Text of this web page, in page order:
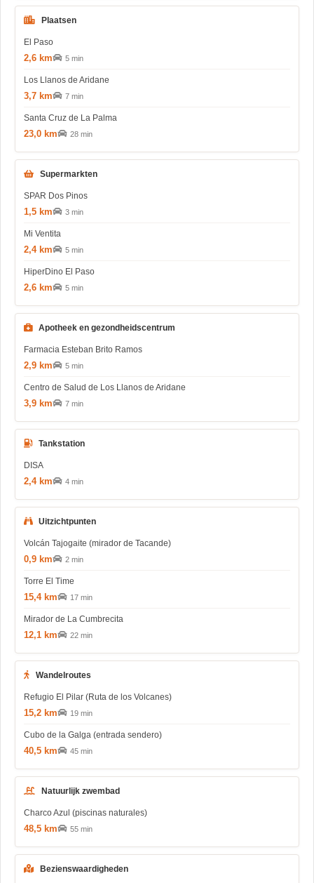
Plaatsen
El Paso
2,6 km 5 min
Los Llanos de Aridane
3,7 km 7 min
Santa Cruz de La Palma
23,0 km 28 min
Supermarkten
SPAR Dos Pinos
1,5 km 3 min
Mi Ventita
2,4 km 5 min
HiperDino El Paso
2,6 km 5 min
Apotheek en gezondheidscentrum
Farmacia Esteban Brito Ramos
2,9 km 5 min
Centro de Salud de Los Llanos de Aridane
3,9 km 7 min
Tankstation
DISA
2,4 km 4 min
Uitzichtpunten
Volcán Tajogaite (mirador de Tacande)
0,9 km 2 min
Torre El Time
15,4 km 17 min
Mirador de La Cumbrecita
12,1 km 22 min
Wandelroutes
Refugio El Pilar (Ruta de los Volcanes)
15,2 km 19 min
Cubo de la Galga (entrada sendero)
40,5 km 45 min
Natuurlijk zwembad
Charco Azul (piscinas naturales)
48,5 km 55 min
Bezienswaardigheden